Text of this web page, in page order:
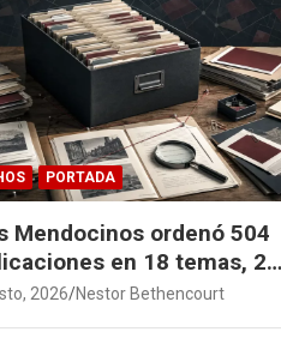
PORTADA
Mendocinos ordenó 504
en 18 temas, 27
y 14 índices para
2026 Nestor Bethencourt